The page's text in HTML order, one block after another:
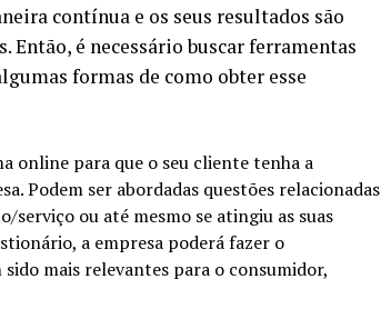
contínua e os seus resultados são
é necessário buscar ferramentas
formas de como obter esse
online para que o seu cliente tenha a
Podem ser abordadas questões relacionadas
ou até mesmo se atingiu as suas
a empresa poderá fazer o
mais relevantes para o consumidor,